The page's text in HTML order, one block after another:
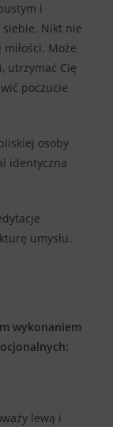
i
Nikt nie
Może
utrzymać Cię
poczucie
osoby
identyczna
umysłu.
wykonaniem
lewą i